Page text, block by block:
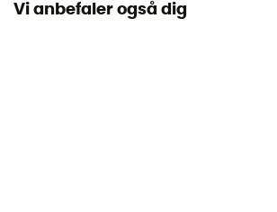
Vi anbefaler også dig